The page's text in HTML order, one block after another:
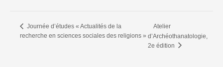
Journée d’études « Actualités de la
recherche en sciences sociales des religions »
Atelier
d’Archéothanatologie,
2e édition